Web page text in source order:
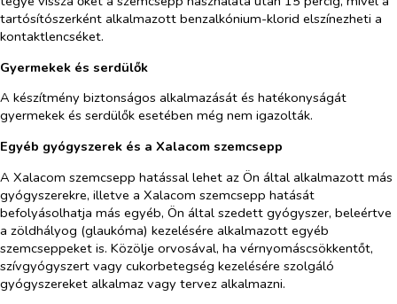
tartósítószerként alkalmazott benzalkónium-klorid elszínezheti a
kontaktlencséket.
Gyermekek és serdülők
A készítmény biztonságos alkalmazását és hatékonyságát
gyermekek és serdülők esetében még nem igazolták.
Egyéb gyógyszerek és a Xalacom szemcsepp
A Xalacom szemcsepp hatással lehet az Ön által alkalmazott más
gyógyszerekre, illetve a Xalacom szemcsepp hatását
befolyásolhatja más egyéb, Ön által szedett gyógyszer, beleértve
a zöldhályog (glaukóma) kezelésére alkalmazott egyéb
szemcseppeket is. Közölje orvosával, ha vérnyomáscsökkentőt,
szívgyógyszert vagy cukorbetegség kezelésére szolgáló
gyógyszereket alkalmaz vagy tervez alkalmazni.